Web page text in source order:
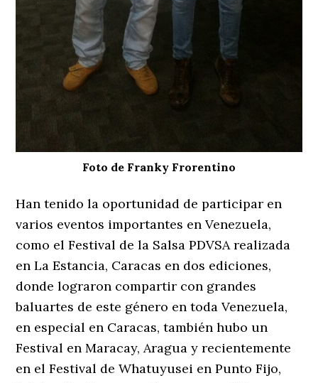
Foto de Franky Frorentino
Han tenido la oportunidad de participar en
varios eventos importantes en Venezuela,
como el Festival de la Salsa PDVSA realizada
en La Estancia, Caracas en dos ediciones,
donde lograron compartir con grandes
baluartes de este género en toda Venezuela,
en especial en Caracas, también hubo un
Festival en Maracay, Aragua y recientemente
en el Festival de Whatuyusei en Punto Fijo,